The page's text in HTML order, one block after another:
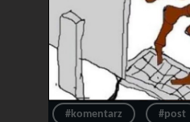
#komentarz #post